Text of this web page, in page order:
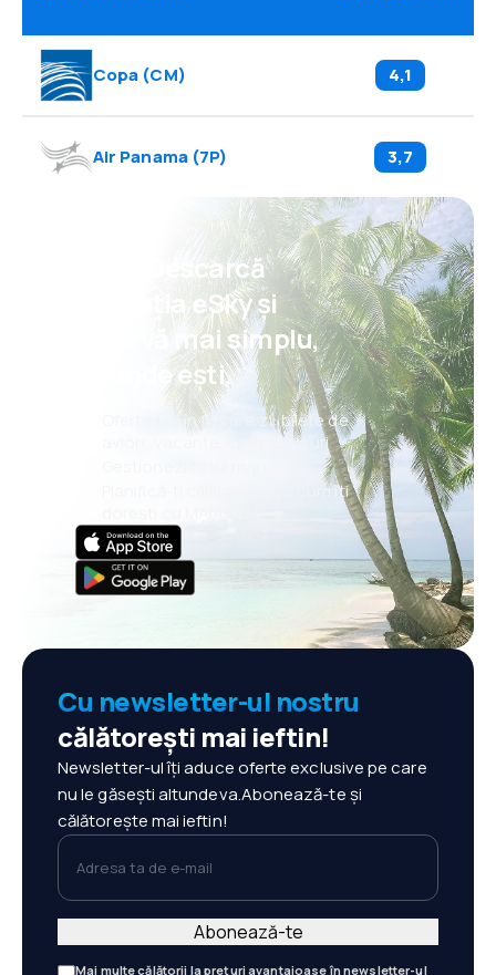
Copa (CM) 4,1
Air Panama(7P) 3,7
Psst! Descarcă
aplicația eSky și
rezervă mai simplu,
oriunde ești.
Oferte noi în fiecare zi: bilete de
avion, vacanțe, city break-uri
Planifică-ți călătoriile așa cum îți
Cu newsletter-ul nostru
călătorești mai ieftin!
Newsletter-ul îți aduce oferte exclusive pe care
nu le găsești altundeva.Abonează-te și
călătorește mai ieftin!
Adresa ta de e-mail
Mai multe călătorii la prețuri avantajoase în newsletter-ul
Abonează-te